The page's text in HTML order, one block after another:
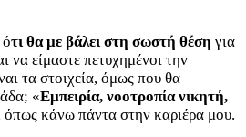
τι θα με βάλει στη σωστή θέση για
είμαστε πετυχημένοι την
τα στοιχεία, όμως που θα
«Εμπειρία, νοοτροπία νικητή,
όπως κάνω πάντα στην καριέρα μου.